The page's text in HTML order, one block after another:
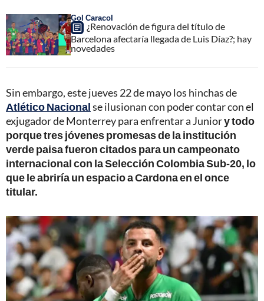
Gol Caracol
¿Renovación de figura del título de
Barcelona afectaría llegada de Luis Díaz?; hay
novedades
Sin embargo, este jueves 22 de mayo los hinchas de
Atlético Nacionalse ilusionan con poder contar con el
exjugador de Monterrey para enfrentar a Juniory todo
porque tres jóvenes promesas de la institución
verde paisa fueron citados para un campeonato
internacional con la Selección Colombia Sub-20, lo
que le abriría un espacio a Cardona en el once
titular.